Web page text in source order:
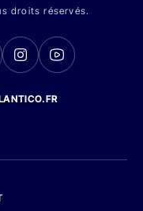
droits réservés.